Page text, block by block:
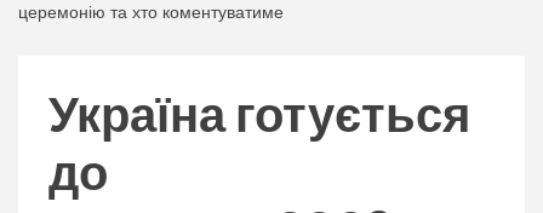
церемонію та хто коментуватиме
Україна готується
до